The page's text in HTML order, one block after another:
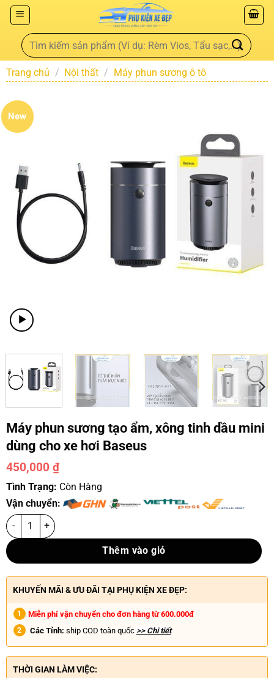
Trang chủ / Nội thất / Máy phun sương ô tô
New
Máy phun sương tạo ẩm, xông tinh dầu mini
dùng cho xe hơi Baseus
450,000 ₫
Tình Trạng: Còn Hàng
Vận chuyển:
Thêm vào giỏ
KHUYẾN MÃI & ƯU ĐÃI TẠI PHỤ KIỆN XE ĐẸP:
Miễn phí vận chuyển cho đơn hàng từ 600.000đ
Các Tỉnh: ship COD toàn quốc >> Chi tiết
THỜI GIAN LÀM VIỆC: